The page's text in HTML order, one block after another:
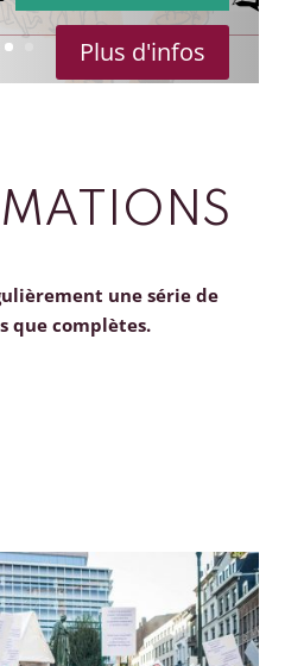
Plus d'infos
une série de
que complètes.